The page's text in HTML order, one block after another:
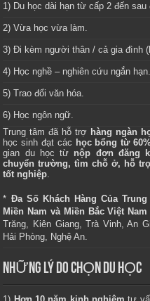
1) Du học dài hạn từ cấp 2 đến sau
2) Vừa học vừa làm.
3) Đi kèm người thân / cả gia đình
4) Học nghề – nghiên cứu ngắn hạn.
5) Trao đổi văn hóa.
6) Học ngôn ngữ.
Trung tâm đã hỗ trợ hàng ngàn
học sinh đạt các học bổng từ
gian du học từ nộp đơn đăng
chuyển trường, tìm chỗ ở, hỗ
tốt nghiệp.
* Đa Số Khách Hàng Của Trung
Miền Nam và Miền Bắc Việt Nam
Trăng, Kiên Giang, Trà Vinh, An
Hải Phòng, Nghệ An.
NHỮNG LÝ DO CHỌN DU HỌC